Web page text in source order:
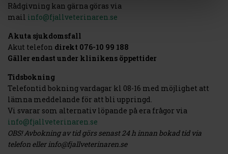
Rådgivning kan gärna göras via
mail info@fjallveterinaren.se
Akuta sjukdomsfall
Akut telefon direkt 076-10 99 188
Gäller endast under klinikens öppettider
Tidsbokning
Telefontid bokning vardagar kl 08-16 med möjlighet att
lämna meddelande för att bli uppringd.
Vi svarar som alternativ löpande på era frågor via
info@fjallveterinaren.se
OBS! Avbokning av tid görs senast 24 h innan bokad tid via
telefon eller info@fjallveterinaren.se